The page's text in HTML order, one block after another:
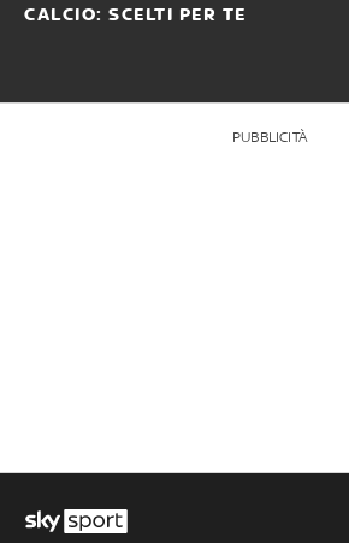
CALCIO: SCELTI PER TE
PUBBLICITÀ